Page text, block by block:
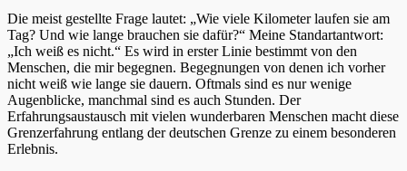
Die meist gestellte Frage lautet: „Wie viele Kilometer laufen sie am
Tag? Und wie lange brauchen sie dafür?“ Meine Standartantwort:
„Ich weiß es nicht.“ Es wird in erster Linie bestimmt von den
Menschen, die mir begegnen. Begegnungen von denen ich vorher
nicht weiß wie lange sie dauern. Oftmals sind es nur wenige
Augenblicke, manchmal sind es auch Stunden. Der
Erfahrungsaustausch mit vielen wunderbaren Menschen macht diese
Grenzerfahrung entlang der deutschen Grenze zu einem besonderen
Erlebnis.